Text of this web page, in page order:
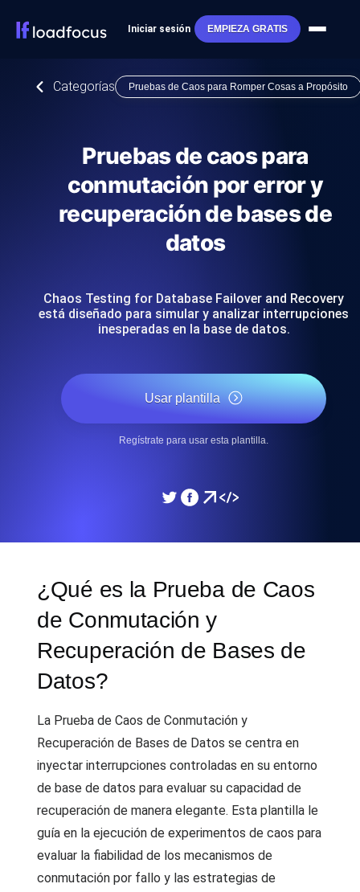
Iniciar sesión EMPIEZA GRATIS
Categorías Pruebas de Caos para Romper Cosas a Propósito
Pruebas de caos para
conmutación por error y
recuperación de bases de
datos
Chaos Testing for Database Failover and Recovery
está diseñado para simular y analizar interrupciones
inesperadas en la base de datos.
Usar plantilla
Regístrate para usar esta plantilla.
¿Qué es la Prueba de Caos
de Conmutación y
Recuperación de Bases de
Datos?
La Prueba de Caos de Conmutación y
Recuperación de Bases de Datos se centra en
inyectar interrupciones controladas en su entorno
de base de datos para evaluar su capacidad de
recuperación de manera elegante. Esta plantilla le
guía en la ejecución de experimentos de caos para
evaluar la fiabilidad de los mecanismos de
conmutación por fallo y las estrategias de